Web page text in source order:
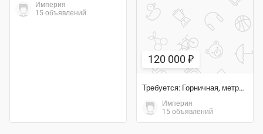
Империя
15 объявлений
120 000 ₽
Требуется: Горничная, метро Добрынинская
Империя
15 объявлений